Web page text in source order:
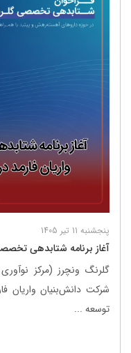
پنجشنبه 11 تیر 1405
آغاز برنامه شتابدهی
گلرنگ ونچرز (مرکز
شرکت دانش‌بنیان واریان
توسعه ...